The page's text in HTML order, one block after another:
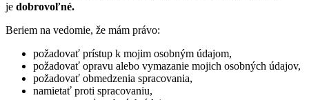
je dobrovoľné.
Beriem na vedomie, že mám právo:
požadovať prístup k mojim osobným údajom,
požadovať opravu alebo vymazanie mojich osobných údajov,
požadovať obmedzenia spracovania,
namietať proti spracovaniu,